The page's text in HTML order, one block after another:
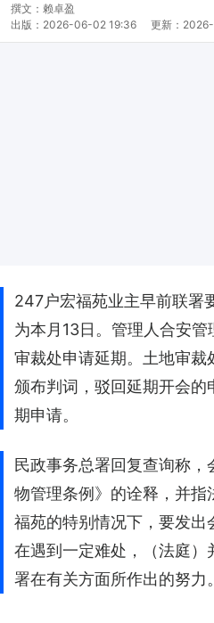
撰文： 赖卓盈
出版： 2026-06-02 19:36 更新：
247户宏福苑业主早前联署
为本月13日。管理人合安
审裁处申请延期。土地审裁
颁布判词，驳回延期开会的
期申请。
民政事务总署回复查询称
物管理条例》的诠释，并指
福苑的特别情况下，要发出
在遇到一定难处，（法庭）
署在有关方面所作出的努力